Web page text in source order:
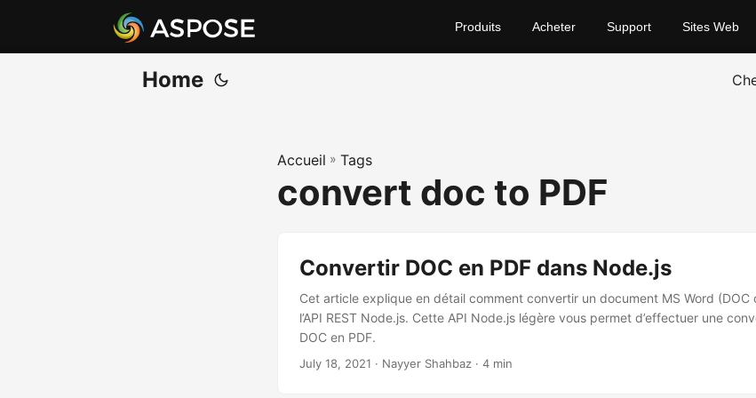
Produits Acheter Support Sites Web
Home
Accueil » Tags
convert doc to PDF
Convertir DOC en PDF dans Node.js
Cet article explique en détail comment convertir un document MS Word (DOC
l’API REST Node.js. Cette API Node.js légère vous permet d’effectuer une
DOC en PDF.
July 18, 2021 · Nayyer Shahbaz · 4 min